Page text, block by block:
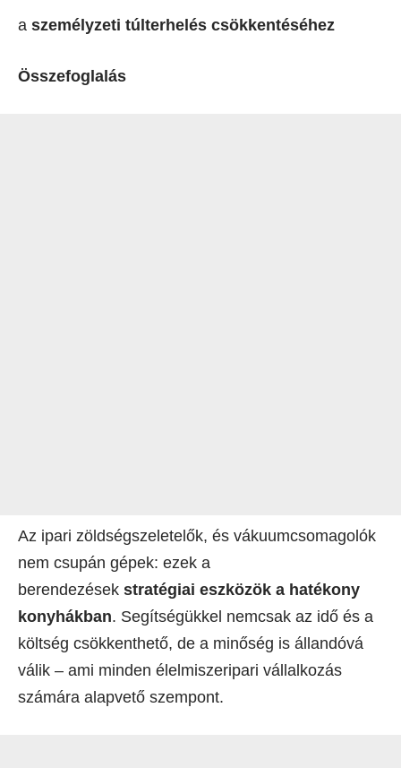
a személyzeti túlterhelés csökkentéséhez
Összefoglalás
Az ipari zöldségszeletelők, és vákuumcsomagolók
nem csupán gépek: ezek a
berendezések stratégiai eszközök a hatékony
konyhákban. Segítségükkel nemcsak az idő és a
költség csökkenthető, de a minőség is állandóvá
válik – ami minden élelmiszeripari vállalkozás
számára alapvető szempont.